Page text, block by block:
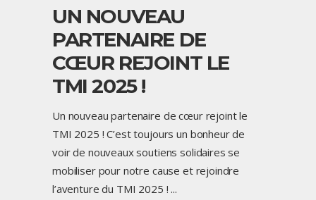
UN NOUVEAU
PARTENAIRE DE
CŒUR REJOINT LE
TMI 2025 !
Un nouveau partenaire de cœur rejoint le
TMI 2025 ! C’est toujours un bonheur de
voir de nouveaux soutiens solidaires se
mobiliser pour notre cause et rejoindre
l’aventure du TMI 2025 !